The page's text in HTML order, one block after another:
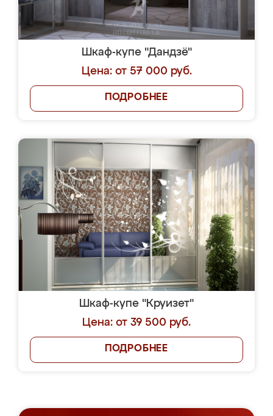
Шкаф-купе "Дандзё"
Цена: от 57 000 руб.
ПОДРОБНЕЕ
Шкаф-купе "Круизет"
Цена: от 39 500 руб.
ПОДРОБНЕЕ